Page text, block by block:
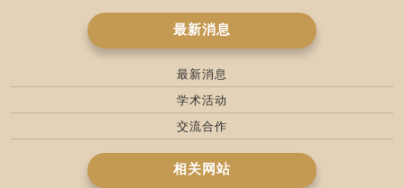
最新消息
最新消息
学术活动
交流合作
相关网站